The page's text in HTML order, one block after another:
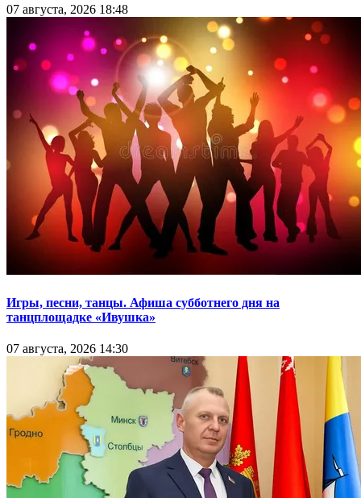
07 августа, 2026 18:48
Игры, песни, танцы. Афиша субботнего дня на
танцплощадке «Ивушка»
07 августа, 2026 14:30